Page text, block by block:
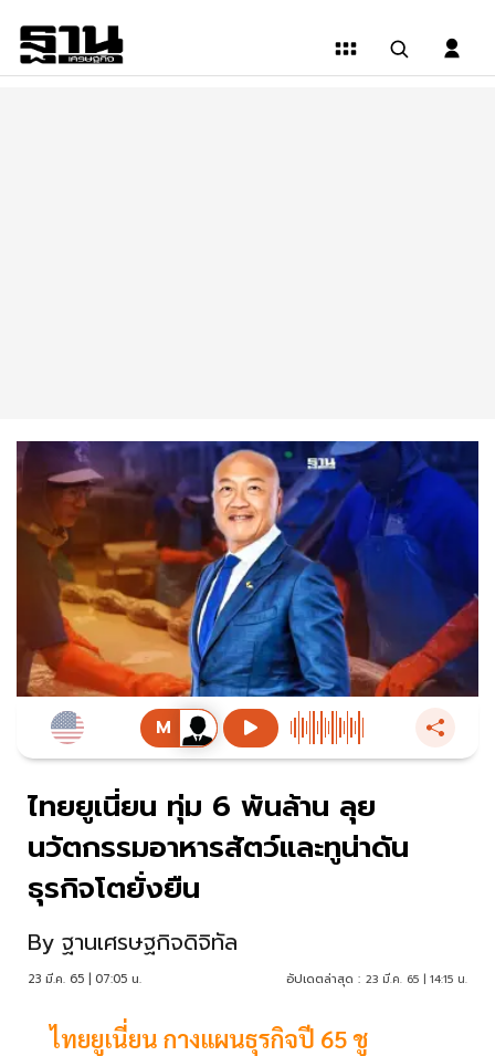
ไทยยูเนี่ยน ทุ่ม 6 พันล้าน ลุย
นวัตกรรมอาหารสัตว์และทูน่าดัน
ธุรกิจโตยั่งยืน
By ฐานเศรษฐกิจดิจิทัล
23 มี.ค. 65 | 07:05 น. อัปเดตล่าสุด : 23 มี.ค. 65 | 14:15 น.
ไทยยูเนี่ยน กางแผนธุรกิจปี 65 ชู